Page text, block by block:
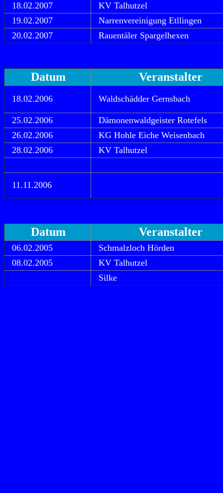
18.02.2007
KV Talhutzel
19.02.2007
Narrenvereinigung Etllingen
20.02.2007
Rauentäler Spargelhexen
Datum Veranstalter
18.02.2006 Waldschädder Gernsbach
25.02.2006
Dämonenwaldgeister Rotefels
26.02.2006
KG Hohle Eiche Weisenbach
28.02.2006
KV Talhutzel
11.11.2006
Datum Veranstalter
06.02.2005
Schmalzloch Hörden
08.02.2005
KV Talhutzel
Silke